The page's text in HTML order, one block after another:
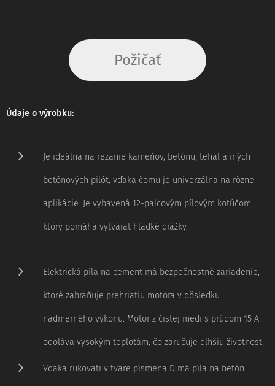
Požičať
Údaje o výrobku:
Je ideálna na rezanie kameňov, betónu, tehál a iných
betónových pilót, vďaka čomu je univerzálna na rôzne
aplikácie. Je vybavená 12-palcovým pílovým kotúčom,
ktorý pomáha vytvárať hladké drážky.
Elektrická píla na cement má bezpečnostné zariadenie,
ktoré zabraňuje prehriatiu motora v dôsledku
nadmerného výkonu. Motor z čistej medi s prúdom 15 A
odoláva vysokým teplotám, čo zaručuje dlhšiu životnosť.
Vďaka rukoväti v tvare písmena D má píla na betón